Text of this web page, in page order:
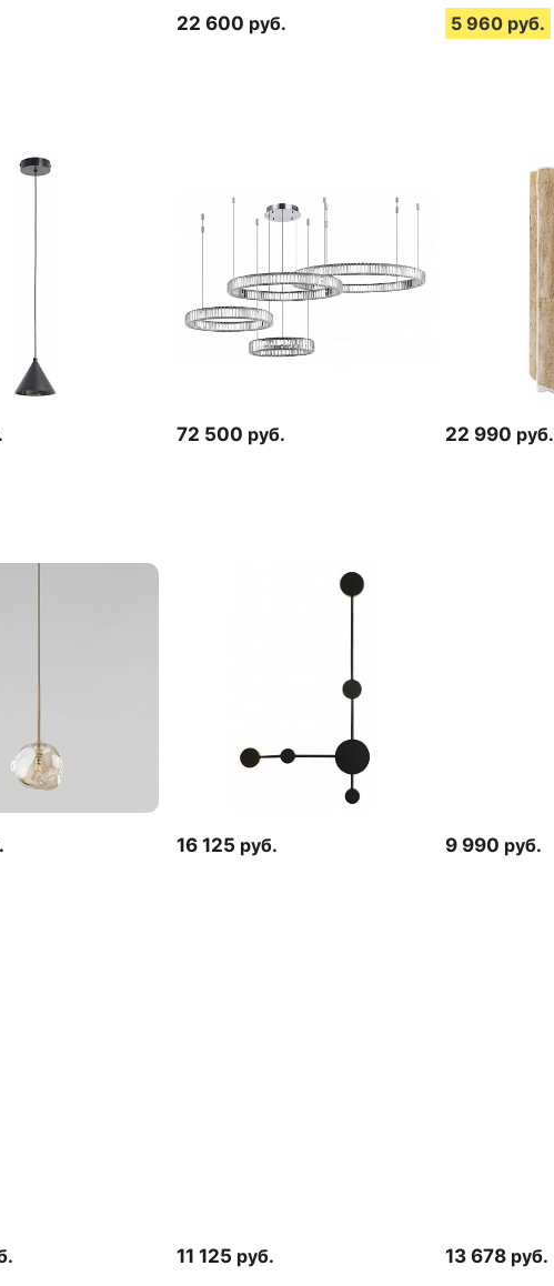
22 600 руб. 5 960 руб.
72 500 руб. 22 990 руб.
16 125 руб. 9 990 руб.
11 125 руб. 13 678 руб.